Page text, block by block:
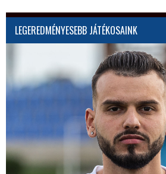
LEGEREDMÉNYESEBB JÁTÉKOSAINK